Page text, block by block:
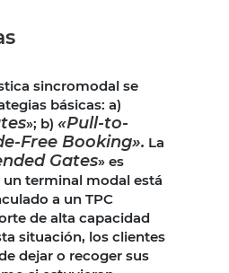
sincromodal se
básicas: a)
»; b) «Pull-to-
Free Booking». La
Gates» es
un terminal modal está
a un TPC
de alta capacidad
situación, los clientes
dejar o recoger sus